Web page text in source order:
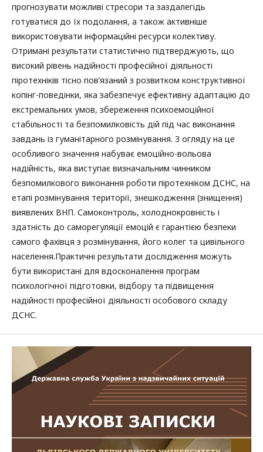
прогнозувати можливі стресори та заздалегідь
готуватися до їх подолання, а також активніше
використовувати інформаційні ресурси колективу.
Отримані результати статистично підтверджують, що
високий рівень надійності професійної діяльності
піротехніків тісно пов’язаний з розвитком конструктивної
копінг-поведінки, яка забезпечує ефективну адаптацію до
екстремальних умов, збереження психоемоційної
стабільності та безпомилковість дій під час виконання
завдань із гуманітарного розмінування. З огляду на це
особливого значення набуває емоційно-вольова
надійність, яка виступає визначальним чинником
безпомилкового виконання роботи піротехніком ДСНС, на
етапі розмінування території, знешкодження (знищення)
виявлених ВНП. Самоконтроль, холоднокровність і
здатність до саморегуляції емоцій є гарантією безпеки
самого фахівця з розмінування, його колег та цивільного
населення.Практичні результати дослідження можуть
бути використані для вдосконалення програм
психологічної підготовки, відбору та підвищення
надійності професійної діяльності особового складу
ДСНС.